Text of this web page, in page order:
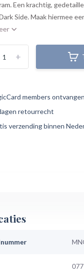
Een krachtig,
Side. Maak hiermee
+
members
retourrecht
verzending binnen